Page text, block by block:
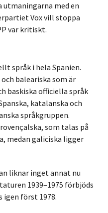
utmaningarna med en
Vox vill stoppa
var kritiskt.
språk i hela Spanien.
baleariska som är
baskiska officiella språk
katalanska och
språkgruppen.
som talas på
medan galiciska ligger
liknar inget annat nu
1939–1975 förbjöds
igen först 1978.